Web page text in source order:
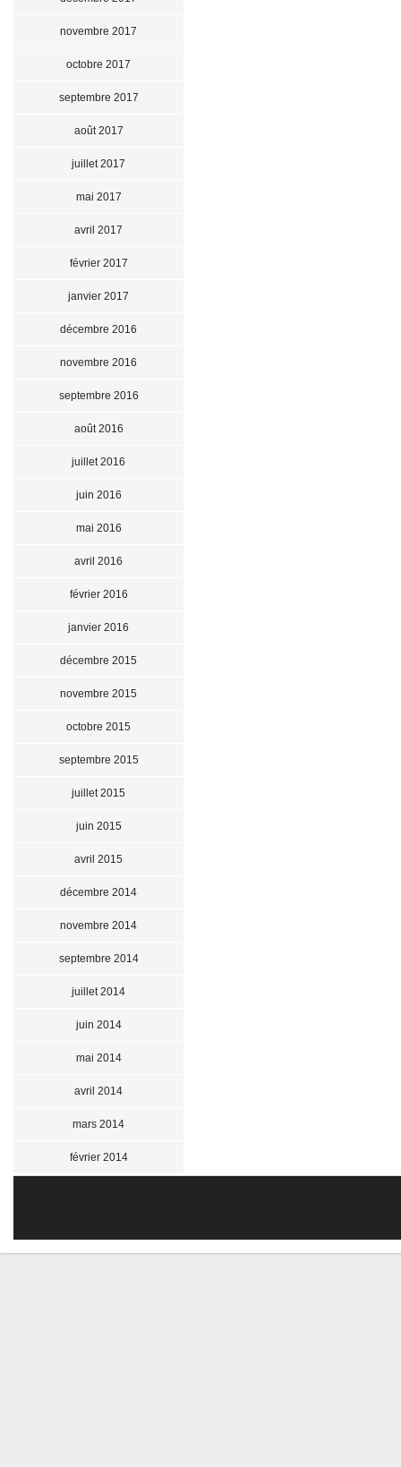
novembre 2017
octobre 2017
septembre 2017
août 2017
juillet 2017
mai 2017
avril 2017
février 2017
janvier 2017
décembre 2016
novembre 2016
septembre 2016
août 2016
juillet 2016
juin 2016
mai 2016
avril 2016
février 2016
janvier 2016
décembre 2015
novembre 2015
octobre 2015
septembre 2015
juillet 2015
juin 2015
avril 2015
décembre 2014
novembre 2014
septembre 2014
juillet 2014
juin 2014
mai 2014
avril 2014
mars 2014
février 2014